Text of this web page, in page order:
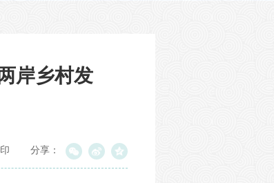
岸乡村发
分享：